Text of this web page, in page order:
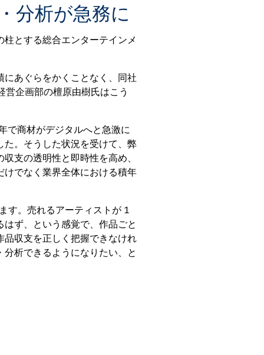
分析が急務に
とする総合エンターテインメ
あぐらをかくことなく、同社
企画部の檀原由樹氏はこう
で商材がデジタルへと急激に
。そうした状況を受けて、弊
支の透明性と即時性を高め、
でなく業界全体における積年
す。売れるアーティストが 1
ず、という感覚で、作品ごと
収支を正しく把握できなけれ
析できるようになりたい、と